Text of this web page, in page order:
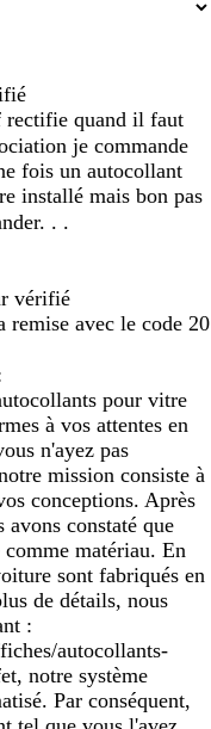
rectifie quand il faut
je commande
fois un autocollant
installé mais bon pas
. .
vérifié
remise avec le code 20
pour vitre
à vos attentes en
n'ayez pas
mission consiste à
conceptions. Après
constaté que
matériau. En
sont fabriqués en
de détails, nous
:
autocollants-
notre système
Par conséquent,